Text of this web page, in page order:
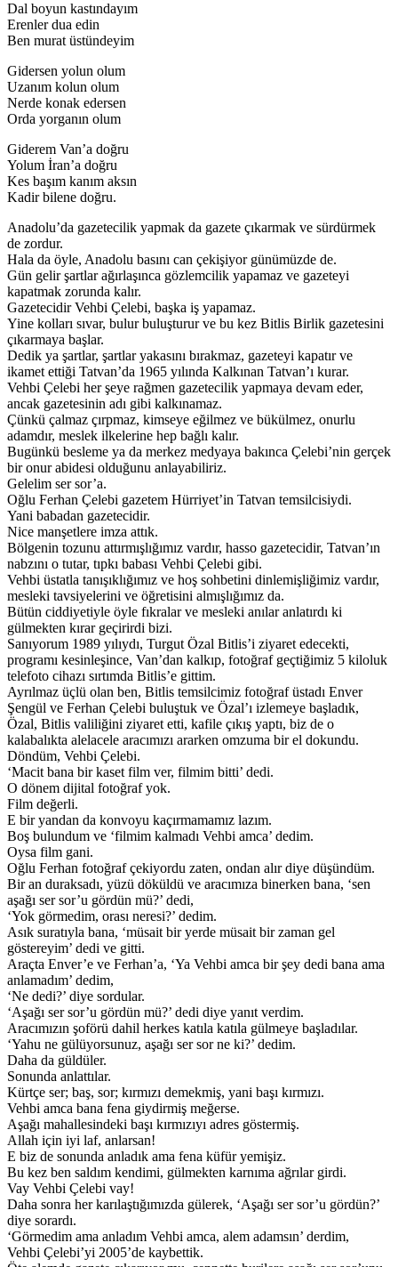
Dal boyun kastındayım
Erenler dua edin
Ben murat üstündeyim
Gidersen yolun olum
Uzanım kolun olum
Nerde konak edersen
Orda yorganın olum
Giderem Van’a doğru
Yolum İran’a doğru
Kes başım kanım aksın
Kadir bilene doğru.
Anadolu’da gazetecilik yapmak da gazete çıkarmak ve sürdürmek
de zordur.
Hala da öyle, Anadolu basını can çekişiyor günümüzde de.
Gün gelir şartlar ağırlaşınca gözlemcilik yapamaz ve gazeteyi
kapatmak zorunda kalır.
Gazetecidir Vehbi Çelebi, başka iş yapamaz.
Yine kolları sıvar, bulur buluşturur ve bu kez Bitlis Birlik gazetesini
çıkarmaya başlar.
Dedik ya şartlar, şartlar yakasını bırakmaz, gazeteyi kapatır ve
ikamet ettiği Tatvan’da 1965 yılında Kalkınan Tatvan’ı kurar.
Vehbi Çelebi her şeye rağmen gazetecilik yapmaya devam eder,
ancak gazetesinin adı gibi kalkınamaz.
Çünkü çalmaz çırpmaz, kimseye eğilmez ve bükülmez, onurlu
adamdır, meslek ilkelerine hep bağlı kalır.
Bugünkü besleme ya da merkez medyaya bakınca Çelebi’nin gerçek
bir onur abidesi olduğunu anlayabiliriz.
Gelelim ser sor’a.
Oğlu Ferhan Çelebi gazetem Hürriyet’in Tatvan temsilcisiydi.
Yani babadan gazetecidir.
Nice manşetlere imza attık.
Bölgenin tozunu attırmışlığımız vardır, hasso gazetecidir, Tatvan’ın
nabzını o tutar, tıpkı babası Vehbi Çelebi gibi.
Vehbi üstatla tanışıklığımız ve hoş sohbetini dinlemişliğimiz vardır,
mesleki tavsiyelerini ve öğretisini almışlığımız da.
Bütün ciddiyetiyle öyle fıkralar ve mesleki anılar anlatırdı ki
gülmekten kırar geçirirdi bizi.
Sanıyorum 1989 yılıydı, Turgut Özal Bitlis’i ziyaret edecekti,
programı kesinleşince, Van’dan kalkıp, fotoğraf geçtiğimiz 5 kiloluk
telefoto cihazı sırtımda Bitlis’e gittim.
Ayrılmaz üçlü olan ben, Bitlis temsilcimiz fotoğraf üstadı Enver
Şengül ve Ferhan Çelebi buluştuk ve Özal’ı izlemeye başladık,
Özal, Bitlis valiliğini ziyaret etti, kafile çıkış yaptı, biz de o
kalabalıkta alelacele aracımızı ararken omzuma bir el dokundu.
Döndüm, Vehbi Çelebi.
‘Macit bana bir kaset film ver, filmim bitti’ dedi.
O dönem dijital fotoğraf yok.
Film değerli.
E bir yandan da konvoyu kaçırmamamız lazım.
Boş bulundum ve ‘filmim kalmadı Vehbi amca’ dedim.
Oysa film gani.
Oğlu Ferhan fotoğraf çekiyordu zaten, ondan alır diye düşündüm.
Bir an duraksadı, yüzü döküldü ve aracımıza binerken bana, ‘sen
aşağı ser sor’u gördün mü?’ dedi,
‘Yok görmedim, orası neresi?’ dedim.
Asık suratıyla bana, ‘müsait bir yerde müsait bir zaman gel
göstereyim’ dedi ve gitti.
Araçta Enver’e ve Ferhan’a, ‘Ya Vehbi amca bir şey dedi bana ama
anlamadım’ dedim,
‘Ne dedi?’ diye sordular.
‘Aşağı ser sor’u gördün mü?’ dedi diye yanıt verdim.
Aracımızın şoförü dahil herkes katıla katıla gülmeye başladılar.
‘Yahu ne gülüyorsunuz, aşağı ser sor ne ki?’ dedim.
Daha da güldüler.
Sonunda anlattılar.
Kürtçe ser; baş, sor; kırmızı demekmiş, yani başı kırmızı.
Vehbi amca bana fena giydirmiş meğerse.
Aşağı mahallesindeki başı kırmızıyı adres göstermiş.
Allah için iyi laf, anlarsan!
E biz de sonunda anladık ama fena küfür yemişiz.
Bu kez ben saldım kendimi, gülmekten karnıma ağrılar girdi.
Vay Vehbi Çelebi vay!
Daha sonra her karılaştığımızda gülerek, ‘Aşağı ser sor’u gördün?’
diye sorardı.
‘Görmedim ama anladım Vehbi amca, alem adamsın’ derdim,
Vehbi Çelebi’yi 2005’de kaybettik.